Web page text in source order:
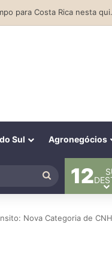
Sul Agronegócios
Procurar
por
12
Nova Categoria de CNH